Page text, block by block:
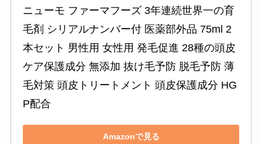
ニューモ ファーマフーズ 3年連続世界一の育
毛剤 シリアルナンバー付 医薬部外品 75ml 2
本セット 男性用 女性用 発毛促進 28種の頭皮
ケア保護成分 無添加 抜け毛予防 脱毛予防 薄
毛対策 頭皮トリートメント 頭皮保護成分 HG
P配合
Amazonで見る